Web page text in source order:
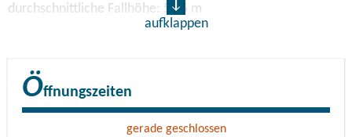
durchschnittliche Fallhöhe: 5,65 m
Schifffahrtsamt Eberswalde.
aufklappen
Öffnungszeiten
gerade geschlossen